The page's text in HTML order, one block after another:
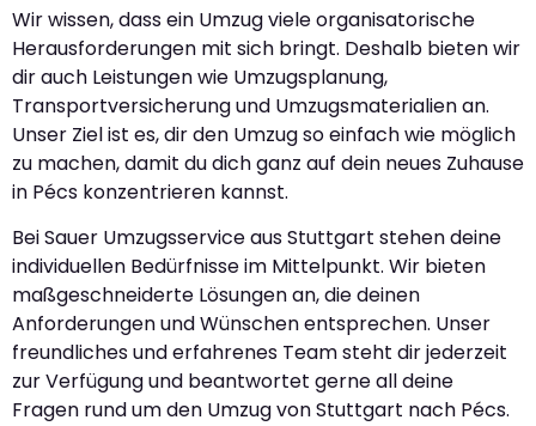
Wir wissen, dass ein Umzug viele organisatorische
Herausforderungen mit sich bringt. Deshalb bieten wir
dir auch Leistungen wie Umzugsplanung,
Transportversicherung und Umzugsmaterialien an.
Unser Ziel ist es, dir den Umzug so einfach wie möglich
zu machen, damit du dich ganz auf dein neues Zuhause
in Pécs konzentrieren kannst.
Bei Sauer Umzugsservice aus Stuttgart stehen deine
individuellen Bedürfnisse im Mittelpunkt. Wir bieten
maßgeschneiderte Lösungen an, die deinen
Anforderungen und Wünschen entsprechen. Unser
freundliches und erfahrenes Team steht dir jederzeit
zur Verfügung und beantwortet gerne all deine
Fragen rund um den Umzug von Stuttgart nach Pécs.